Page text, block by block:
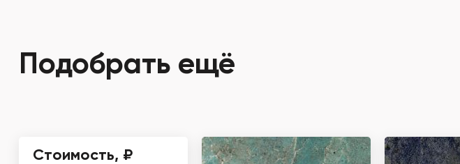
Подобрать ещё
Стоимость, ₽